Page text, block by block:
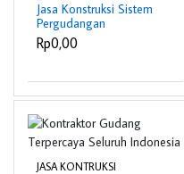
Jasa Konstruksi Sistem
Pergudangan
Rp0,00
JASA KONTRUKSI